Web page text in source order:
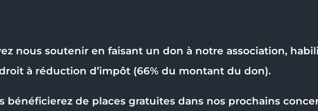
nous soutenir en faisant un don à notre association,
à réduction d’impôt (66% du montant du don).
bénéficierez de places gratuites dans nos prochains